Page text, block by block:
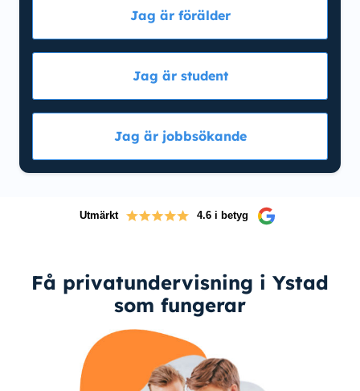
Jag är förälder
Jag är student
Jag är jobbsökande
Utmärkt 4.6 i betyg
Få privatundervisning i Ystad
som fungerar